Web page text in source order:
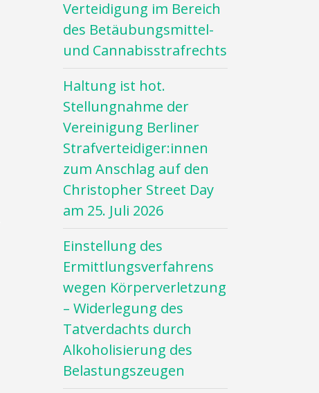
Verteidigung im Bereich
des Betäubungsmittel-
und Cannabisstrafrechts
Haltung ist hot.
Stellungnahme der
Vereinigung Berliner
Strafverteidiger:innen
zum Anschlag auf den
Christopher Street Day
am 25. Juli 2026
Einstellung des
Ermittlungsverfahrens
wegen Körperverletzung
– Widerlegung des
Tatverdachts durch
Alkoholisierung des
Belastungszeugen